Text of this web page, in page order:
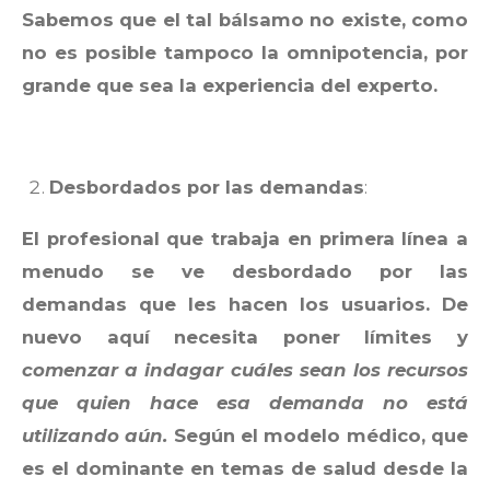
Sabemos que el tal bálsamo no existe, como
no es posible tampoco la omnipotencia, por
grande que sea la experiencia del experto.
Desbordados por las demandas:
El profesional que trabaja en primera línea a
menudo se ve desbordado por las
demandas que les hacen los usuarios. De
nuevo aquí necesita poner límites y
comenzar a indagar cuáles sean los recursos
que quien hace esa demanda no está
utilizando aún. Según el modelo médico, que
es el dominante en temas de salud desde la